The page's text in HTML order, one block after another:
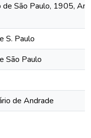
de São Paulo, 1905,
S. Paulo
São Paulo
de Andrade